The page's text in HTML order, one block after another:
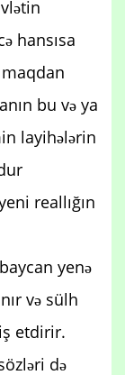
hansısa
bu və ya
layihələrin
reallığın
yenə
və sülh
etdirir.
də